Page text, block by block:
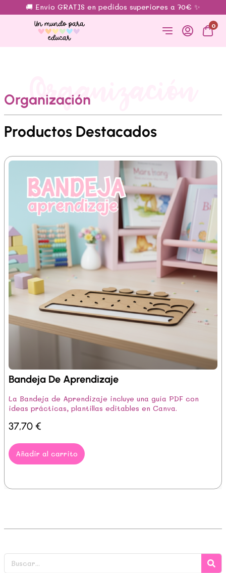
🚚 Envío GRATIS en pedidos superiores a 70€ ✨
0
Organización
Organización
Productos Destacados
Bandeja De Aprendizaje
La Bandeja de Aprendizaje incluye una guía PDF con
ideas prácticas, plantillas editables en Canva.
37,70 €
Añadir al carrito